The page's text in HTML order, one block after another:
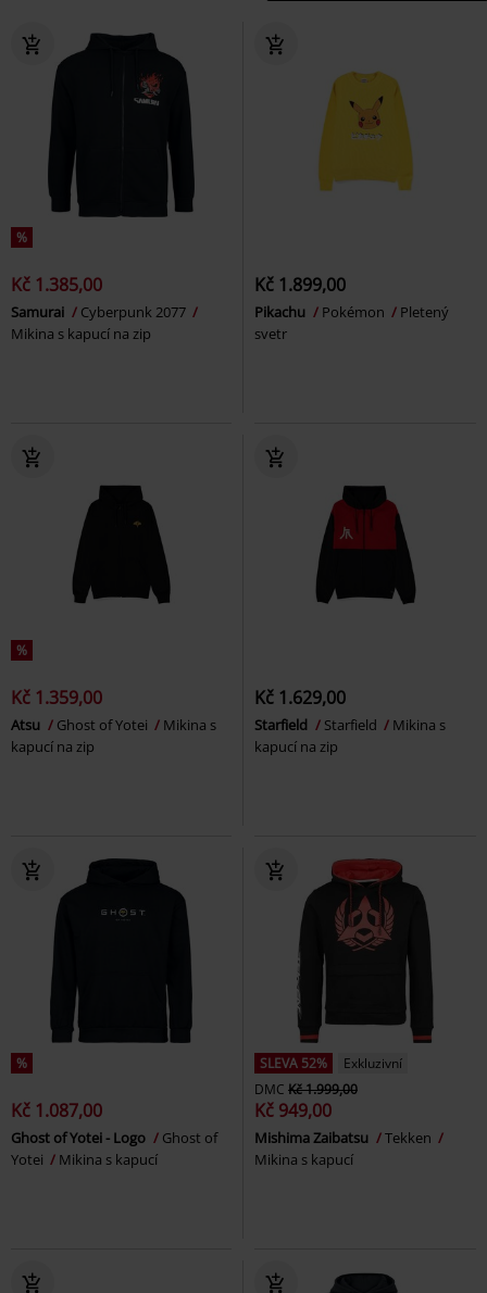
%
Kč 1.385,00
Samurai
Cyberpunk 2077
Mikina s kapucí na zip
Kč 1.899,00
Pikachu Pokémon
Pletený
svetr
%
Kč 1.359,00
Atsu Ghost of Yotei
Mikina s
kapucí na zip
Kč 1.629,00
Starfield Starfield
Mikina s
kapucí na zip
%
Kč 1.087,00
Ghost of Yotei - Logo
Ghost of
Yotei
Mikina s kapucí
SLEVA 52%
Exkluzivní
DMC Kč 1.999,00
Kč 949,00
Mishima Zaibatsu
Tekken
Mikina s kapucí